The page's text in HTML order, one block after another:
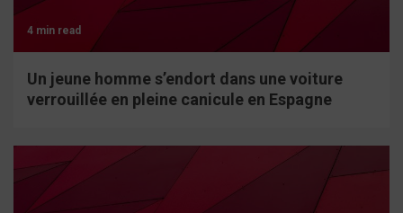
4 min read
Un jeune homme s’endort dans une voiture
verrouillée en pleine canicule en Espagne